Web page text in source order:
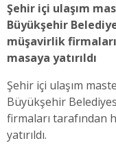
Şehir içi ulaşım
Büyükşehir
müşavirlik
masaya yatırıldı
Şehir içi ulaşım
Büyükşehir
firmaları tarafından
yatırıldı.